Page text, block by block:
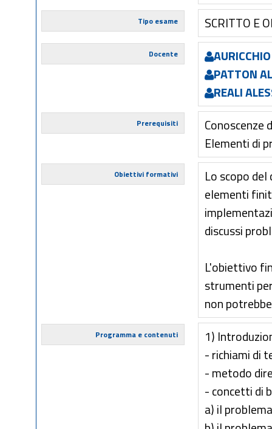
Tipo esame SCRITTO E
Docente
PATTON
REALI
Prerequisiti
Conoscenze
Elementi di
Obiettivi formativi
Lo scopo
elementi
discussi
L'obiettivo
strumenti
non
Programma e contenuti
1)
- richiami di
- metodo
- concetti di
a) il